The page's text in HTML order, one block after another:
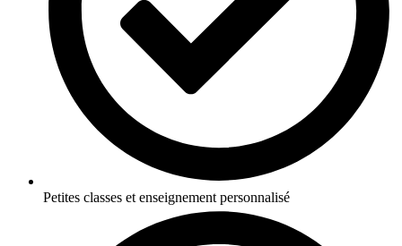
Petites classes et enseignement personnalisé